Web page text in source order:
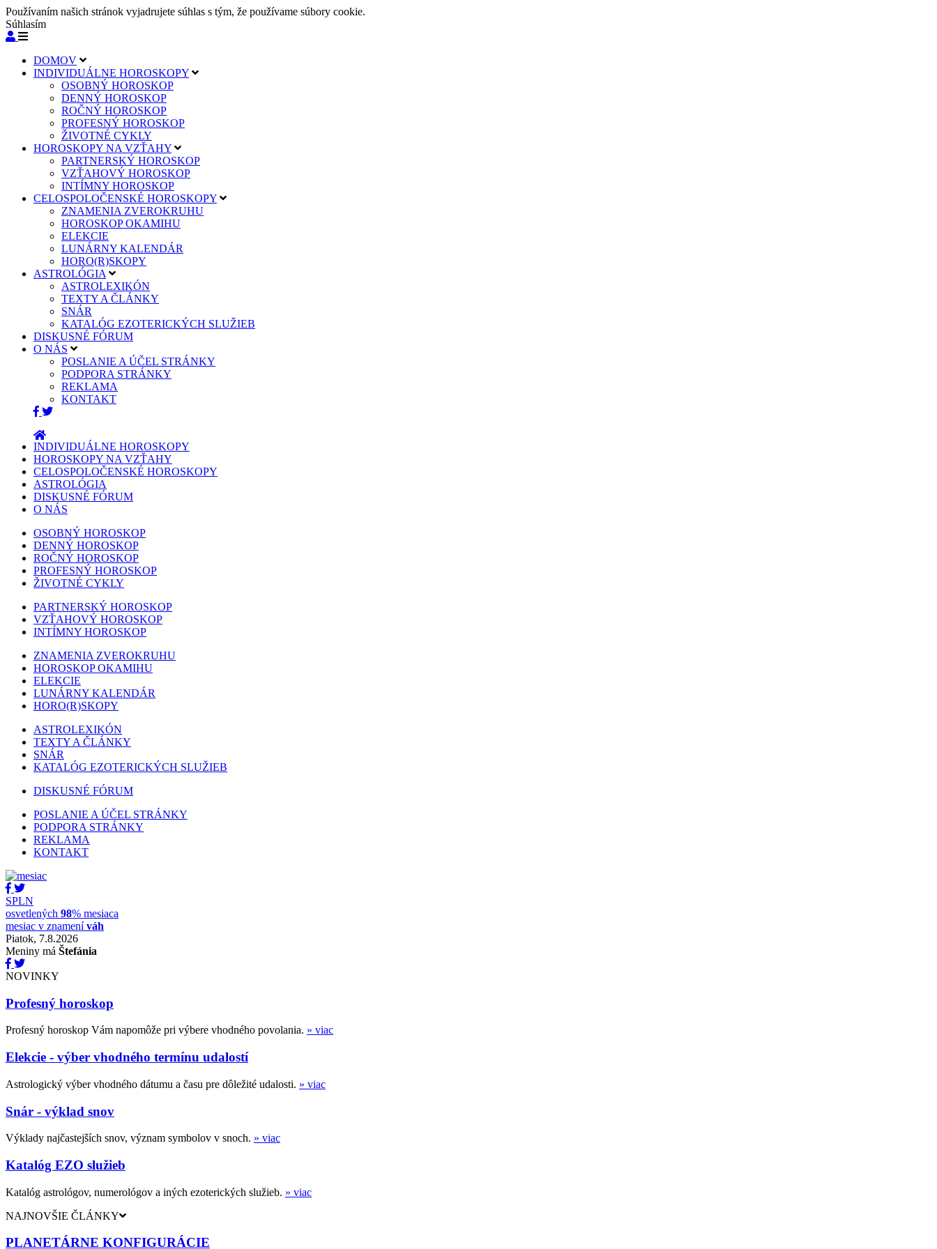
Používaním našich stránok vyjadrujete súhlas s tým, že používame súbory cookie.
Súhlasím
DOMOV
INDIVIDUÁLNE HOROSKOPY
OSOBNÝ HOROSKOP
DENNÝ HOROSKOP
ROČNÝ HOROSKOP
PROFESNÝ HOROSKOP
ŽIVOTNÉ CYKLY
HOROSKOPY NA VZŤAHY
PARTNERSKÝ HOROSKOP
VZŤAHOVÝ HOROSKOP
INTÍMNY HOROSKOP
CELOSPOLOČENSKÉ HOROSKOPY
ZNAMENIA ZVEROKRUHU
HOROSKOP OKAMIHU
ELEKCIE
LUNÁRNY KALENDÁR
HORO(R)SKOPY
ASTROLÓGIA
ASTROLEXIKÓN
TEXTY A ČLÁNKY
SNÁR
KATALÓG EZOTERICKÝCH SLUŽIEB
DISKUSNÉ FÓRUM
O NÁS
POSLANIE A ÚČEL STRÁNKY
PODPORA STRÁNKY
REKLAMA
KONTAKT
INDIVIDUÁLNE HOROSKOPY
HOROSKOPY NA VZŤAHY
CELOSPOLOČENSKÉ HOROSKOPY
ASTROLÓGIA
DISKUSNÉ FÓRUM
O NÁS
OSOBNÝ HOROSKOP
DENNÝ HOROSKOP
ROČNÝ HOROSKOP
PROFESNÝ HOROSKOP
ŽIVOTNÉ CYKLY
PARTNERSKÝ HOROSKOP
VZŤAHOVÝ HOROSKOP
INTÍMNY HOROSKOP
ZNAMENIA ZVEROKRUHU
HOROSKOP OKAMIHU
ELEKCIE
LUNÁRNY KALENDÁR
HORO(R)SKOPY
ASTROLEXIKÓN
TEXTY A ČLÁNKY
SNÁR
KATALÓG EZOTERICKÝCH SLUŽIEB
DISKUSNÉ FÓRUM
POSLANIE A ÚČEL STRÁNKY
PODPORA STRÁNKY
REKLAMA
KONTAKT
SPLN
osvetlených 98% mesiaca
mesiac v znameníváh
Piatok, 7.8.2026
Meniny má Štefánia
NOVINKY
Profesný horoskop
Profesný horoskop Vám napomôže pri výbere vhodného povolania. » viac
Elekcie - výber vhodného termínu udalostí
Astrologický výber vhodného dátumu a času pre dôležité udalosti. » viac
Snár - výklad snov
Výklady najčastejších snov, význam symbolov v snoch. » viac
Katalóg EZO služieb
Katalóg astrológov, numerológov a iných ezoterických služieb. » viac
NAJNOVŠIE ČLÁNKY
PLANETÁRNE KONFIGURÁCIE